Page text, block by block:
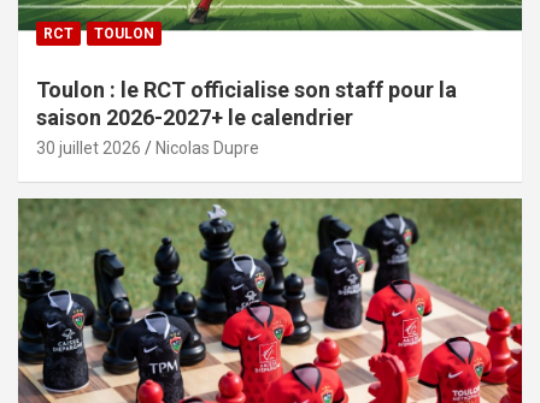
RCT TOULON
Toulon : le RCT officialise son staff pour la
saison 2026-2027+ le calendrier
30 juillet 2026 Nicolas Dupre